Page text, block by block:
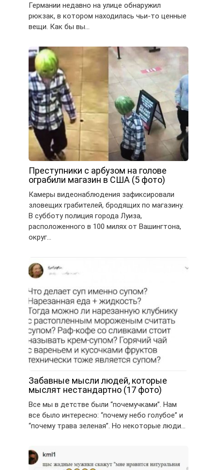
Германии недавно на улице обнаружил
рюкзак, в котором находилась чьи-то ценные
вещи. Как бы вы…
Преступники с арбузом на голове
ограбили магазин в США (5 фото)
Камеры видеонаблюдения зафиксировали
зловещих грабителей, бродящих по магазину.
В субботу полиция города Луиза,
расположенного в 100 милях от Вашингтона,
округ…
Забавные мысли людей, которые
мыслят нестандартно (17 фото)
Все мы в детстве были “почемучками”. Нам
все было интересно: “почему небо голубое” и
“почему трава зеленая”. Но некоторые люди…